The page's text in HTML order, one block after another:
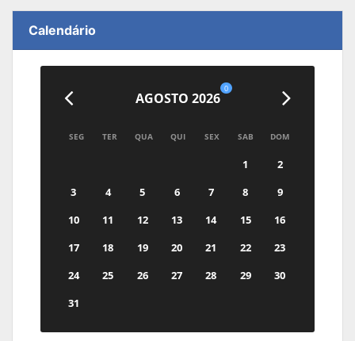
Calendário
AGOSTO 2026
0
SEG TER QUA QUI SEX SAB DOM
1
2
3
4 5 6 7 8
9
10
11 12 13 14 15
16
17
18 19 20 21 22
23
24
25 26 27 28 29
30
31